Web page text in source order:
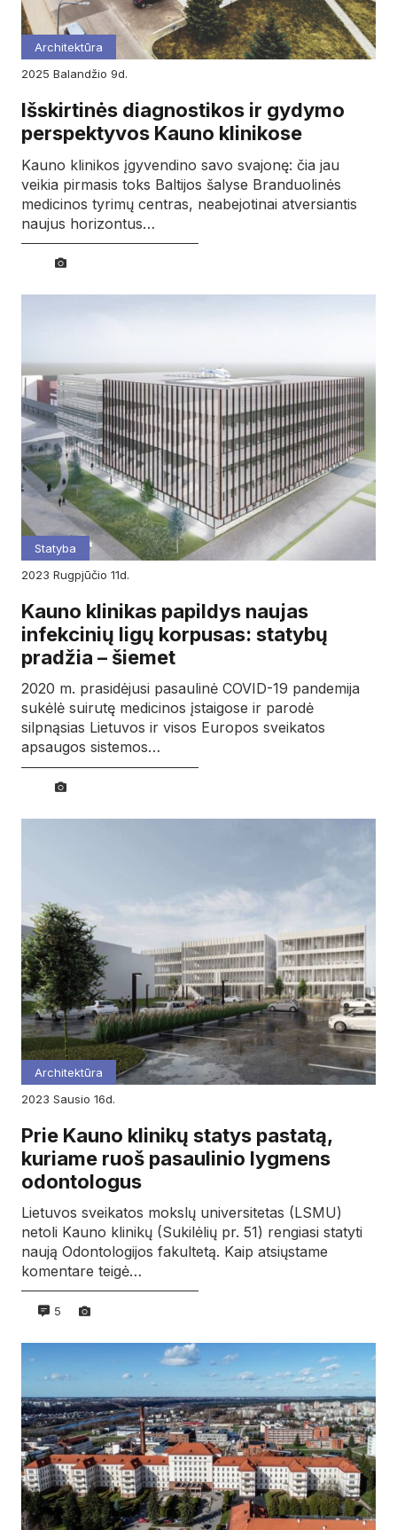
Architektūra
2025
balandžio 9d.
Išskirtinės diagnostikos ir gydymo
perspektyvos Kauno klinikose
Kauno klinikos įgyvendino savo svajonę: čia jau
veikia pirmasis toks Baltijos šalyse Branduolinės
medicinos tyrimų centras, neabejotinai atversiantis
naujus horizontus…
Statyba
2023
rugpjūčio 11d.
Kauno klinikas papildys naujas
infekcinių ligų korpusas: statybų
pradžia – šiemet
2020 m. prasidėjusi pasaulinė COVID-19 pandemija
sukėlė suirutę medicinos įstaigose ir parodė
silpnąsias Lietuvos ir visos Europos sveikatos
apsaugos sistemos…
Architektūra
2023
sausio 16d.
Prie Kauno klinikų statys pastatą,
kuriame ruoš pasaulinio lygmens
odontologus
Lietuvos sveikatos mokslų universitetas (LSMU)
netoli Kauno klinikų (Sukilėlių pr. 51) rengiasi statyti
naują Odontologijos fakultetą. Kaip atsiųstame
komentare teigė…
5